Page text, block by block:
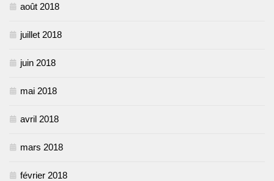
août 2018
juillet 2018
juin 2018
mai 2018
avril 2018
mars 2018
février 2018